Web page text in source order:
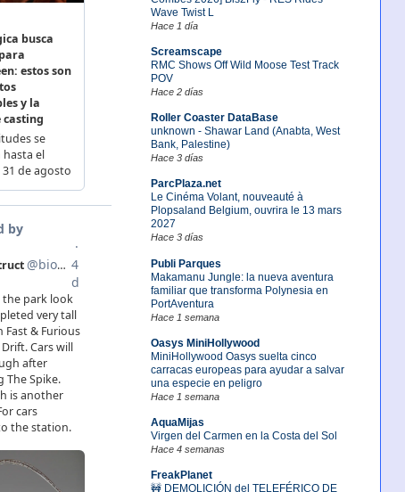
Wave Twist L
Hace 1 día
Screamscape
RMC Shows Off Wild Moose Test Track
POV
Hace 2 días
Roller Coaster DataBase
unknown - Shawar Land (Anabta, West
Bank, Palestine)
Hace 3 días
ParcPlaza.net
Le Cinéma Volant, nouveauté à
Plopsaland Belgium, ouvrira le 13 mars
2027
Hace 3 días
Publi Parques
Makamanu Jungle: la nueva aventura
familiar que transforma Polynesia en
PortAventura
Hace 1 semana
Oasys MiniHollywood
MiniHollywood Oasys suelta cinco
carracas europeas para ayudar a salvar
una especie en peligro
Hace 1 semana
AquaMijas
Virgen del Carmen en la Costa del Sol
Hace 4 semanas
FreakPlanet
🚧 DEMOLICIÓN del TELEFÉRICO DE